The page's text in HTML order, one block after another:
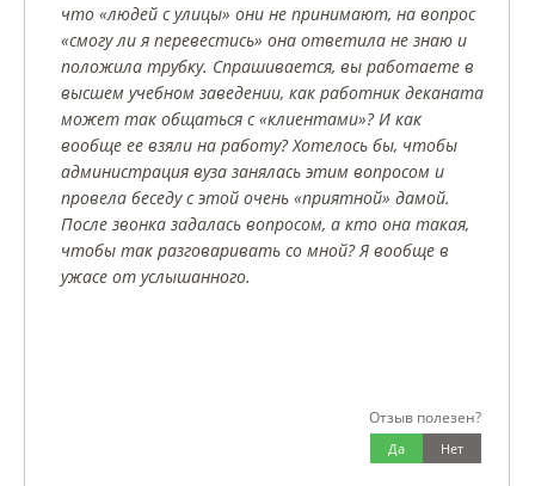
что «людей с улицы» они не принимают, на вопрос
«смогу ли я перевестись» она ответила не знаю и
положила трубку. Спрашивается, вы работаете в
высшем учебном заведении, как работник деканата
может так общаться с «клиентами»? И как
вообще ее взяли на работу? Хотелось бы, чтобы
администрация вуза занялась этим вопросом и
провела беседу с этой очень «приятной» дамой.
После звонка задалась вопросом, а кто она такая,
чтобы так разговаривать со мной? Я вообще в
ужасе от услышанного.
Отзыв полезен?
Нет
Да